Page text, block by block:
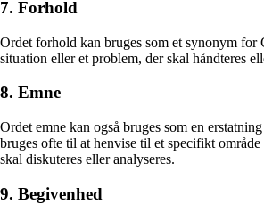
7. Forhold
Ordet forhold kan bruges som et synonym for
situation eller et problem, der skal håndteres
8. Emne
Ordet emne kan også bruges som en
bruges ofte til at henvise til et specifikt
skal diskuteres eller analyseres.
9. Begivenhed